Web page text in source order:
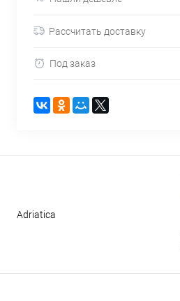
Рассчитать доставку
Под заказ
Adriatica